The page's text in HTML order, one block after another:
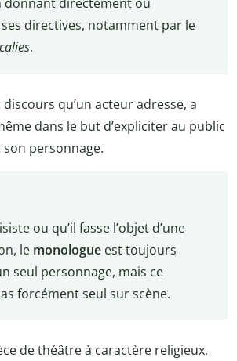
directives, notamment par le
.
discours qu’un acteur adresse, a
dans le but d’expliciter au public
son personnage.
ou qu’il fasse l’objet d’une
le monologueest toujours
seul personnage, mais ce
forcément seul sur scène.
de théâtre à caractère religieux,